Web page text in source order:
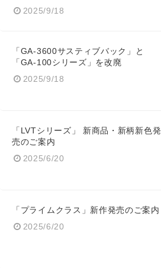
2025/9/18
「GA-3600サスティブバック」と
「GA-100シリーズ」を改廃
2025/9/18
「LVTシリーズ」 新商品・新柄新色発
売のご案内
2025/6/20
「プライムクラス」新作発売のご案内
2025/6/20